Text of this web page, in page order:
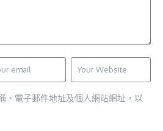
、電子郵件地址及個人網站網址，以